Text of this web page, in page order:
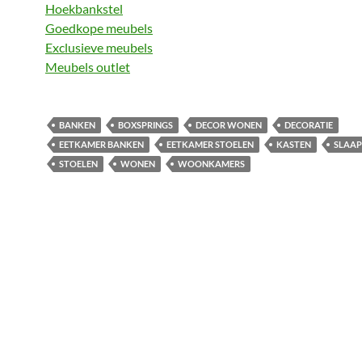
Hoekbankstel
Goedkope meubels
Exclusieve meubels
Meubels outlet
BANKEN BOXSPRINGS DECOR WONEN
DECORATIE
EETKAMER BANKEN
EETKAMER STOELEN KASTEN
STOELEN
WONEN WOONKAMERS